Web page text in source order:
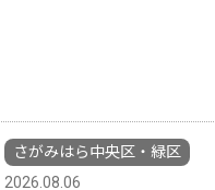
さがみはら中央区・緑区
2026.08.06